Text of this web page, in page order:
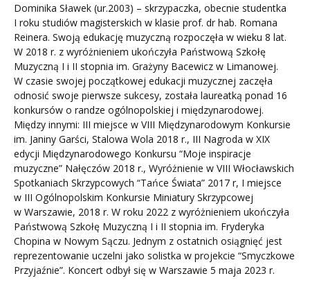
Dominika Sławek (ur.2003) – skrzypaczka, obecnie studentka
I roku studiów magisterskich w klasie prof. dr hab. Romana
Reinera. Swoją edukację muzyczną rozpoczęła w wieku 8 lat.
W 2018 r. z wyróżnieniem ukończyła Państwową Szkołę
Muzyczną I i II stopnia im. Grażyny Bacewicz w Limanowej.
W czasie swojej początkowej edukacji muzycznej zaczęła
odnosić swoje pierwsze sukcesy, została laureatką ponad 16
konkursów o randze ogólnopolskiej i międzynarodowej.
Między innymi: III miejsce w VIII Międzynarodowym Konkursie
im. Janiny Garści, Stalowa Wola 2018 r., III Nagroda w XIX
edycji Międzynarodowego Konkursu “Moje inspiracje
muzyczne” Nałęczów 2018 r., Wyróżnienie w VIII Włocławskich
Spotkaniach Skrzypcowych “Tańce Świata” 2017 r, I miejsce
w III Ogólnopolskim Konkursie Miniatury Skrzypcowej
w Warszawie, 2018 r. W roku 2022 z wyróżnieniem ukończyła
Państwową Szkołę Muzyczną I i II stopnia im. Fryderyka
Chopina w Nowym Sączu. Jednym z ostatnich osiągnięć jest
reprezentowanie uczelni jako solistka w projekcie “Smyczkowe
Przyjaźnie”. Koncert odbył się w Warszawie 5 maja 2023 r.